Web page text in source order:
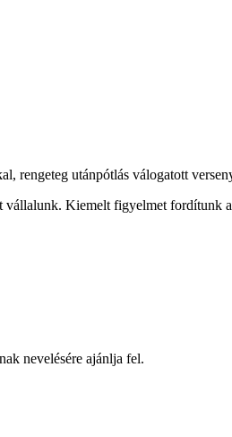
rengeteg utánpótlás válogatott
Kiemelt figyelmet fordítunk
nevelésére ajánlja fel.